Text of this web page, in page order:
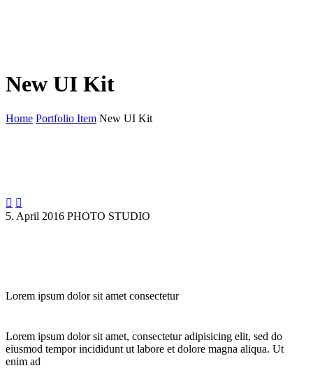
New UI Kit
Home Portfolio Item New UI Kit
 
5. April 2016 PHOTO STUDIO
Lorem ipsum dolor sit amet consectetur
Lorem ipsum dolor sit amet, consectetur adipisicing elit, sed do
eiusmod tempor incididunt ut labore et dolore magna aliqua. Ut
enim ad